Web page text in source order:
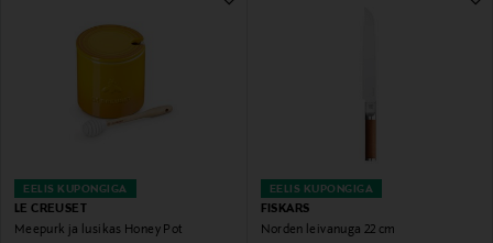
EELIS KUPONGIGA
LE CREUSET
Meepurk ja lusikas Honey Pot
EELIS KUPONGIGA
FISKARS
Norden leivanuga 22 cm